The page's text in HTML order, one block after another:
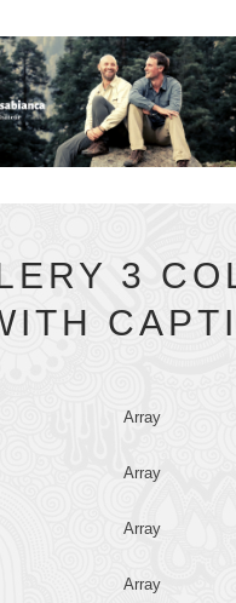
3
Array
Array
Array
Array